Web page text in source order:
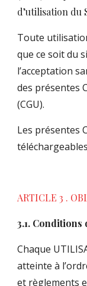
d’utilisation du
Toute
que ce soit du
l’acceptation
des présentes
(CGU).
Les présentes
ARTICLE 3 .
3.1. Conditions
Chaque
atteinte à
et règlements